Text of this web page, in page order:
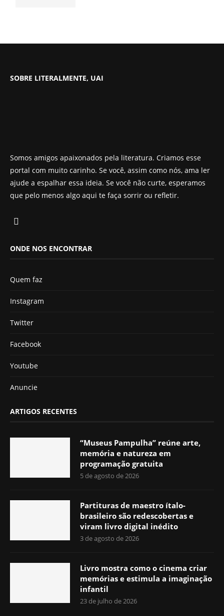
SOBRE LITERALMENTE, UAI
Somos amigos apaixonados pela literatura. Criamos esse
portal com muito carinho. Se você, assim como nós, ama ler
ajude a espalhar essa ideia. Se você não curte, esperamos
que pelo menos algo aqui te faça sorrir ou refletir.
ONDE NOS ENCONTRAR
Quem faz
Instagram
Twitter
Facebook
Youtube
Anuncie
ARTIGOS RECENTES
“Museus Pampulha” reúne arte,
memória e natureza em
programação gratuita
5 de agosto de 2026
Partituras de maestro ítalo-
brasileiro são redescobertas e
viram livro digital inédito
3 de agosto de 2026
Livro mostra como o cinema criar
memórias e estimula a imaginação
infantil
23 de julho de 2026